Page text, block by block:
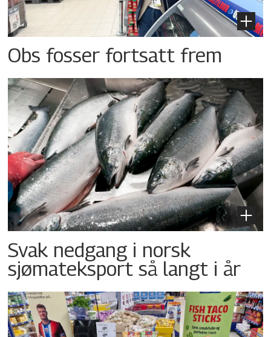
Obs fosser fortsatt frem
Svak nedgang i norsk
sjømateksport så langt i år